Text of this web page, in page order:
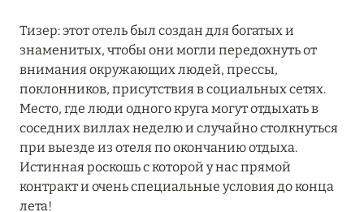
MARCH GRAND ESCAPE: ПРЕДЛОЖЕНИЕ ОТ Á
LA CARTE PREMIUM ПО ОТЕЛЮ WALDORF
ASTORIA MALDIVES ITHAAFUSHI, МАЛЬДИВЫ
Подробнее
12 ноября 2025
MANDARIN ORIENTAL JUMEIRA — SUITE
NOVEMBER
Тизер: этот отель был создан для богатых и
знаменитых, чтобы они могли передохнуть от
внимания окружающих людей, прессы,
поклонников, присутствия в социальных сетях.
Место, где люди одного круга могут отдыхать в
соседних виллах неделю и случайно столкнуться
при выезде из отеля по окончанию отдыха.
Истинная роскошь с которой у нас прямой
контракт и очень специальные условия до конца
лета!